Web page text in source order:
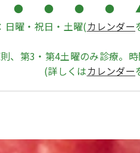
●
● ● ●
日曜・祝日・土曜(カレンダー
、第3・第4土曜のみ診療。
(詳しくはカレンダー